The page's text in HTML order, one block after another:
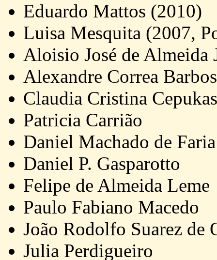
Eduardo Mattos (2010)
Luisa Mesquita (2007,
Aloisio José de Almeida
Alexandre Correa
Claudia Cristina Cepukas
Patricia Carrião
Daniel Machado de Faria
Daniel P. Gasparotto
Felipe de Almeida Leme
Paulo Fabiano Macedo
João Rodolfo Suarez de
Julia Perdigueiro